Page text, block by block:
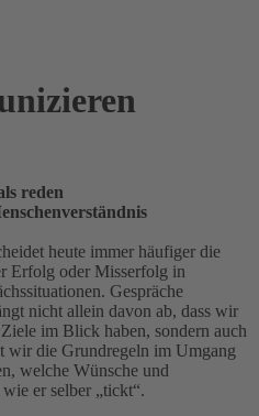
reden
heute immer häufiger die
Erfolg oder Misserfolg in
Gespräche
nicht allein davon ab, dass wir
im Blick haben, sondern auch
wir die Grundregeln im Umgang
welche Wünsche und
er selber „tickt“.